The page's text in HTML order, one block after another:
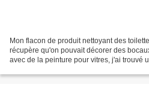
Mon flacon de produit nettoyant des
récupère qu'on pouvait décorer des
avec de la peinture pour vitres, j'ai trouvé